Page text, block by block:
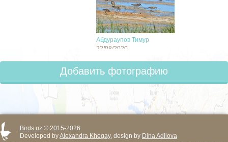
Абдураупов Тимур
22/08/2020
Добавить фотографию
Birds.uz © 2015-2026
Developed byAlexandra Khegay, design by Dina Adilova